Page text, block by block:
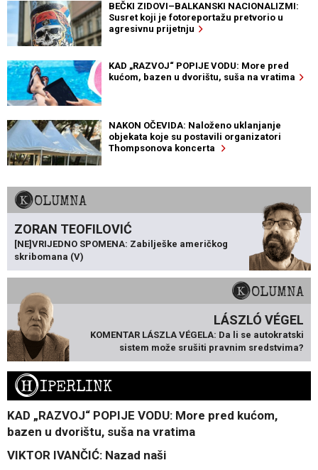
BEČKI ZIDOVI–BALKANSKI NACIONALIZMI:
Susret koji je fotoreportažu pretvorio u
agresivnu prijetnju
KAD „RAZVOJ“ POPIJE VODU: More pred
kućom, bazen u dvorištu, suša na vratima
NAKON OČEVIDA: Naloženo uklanjanje
objekata koje su postavili organizatori
Thompsonova koncerta
KOLUMNA
ZORAN TEOFILOVIĆ
[NE]VRIJEDNO SPOMENA: Zabilješke američkog
skribomana (V)
KOLUMNA
LÁSZLÓ VÉGEL
KOMENTAR LÁSZLA VÉGELA: Da li se autokratski
sistem može srušiti pravnim sredstvima?
HIPERLINK
KAD „RAZVOJ“ POPIJE VODU: More pred kućom,
bazen u dvorištu, suša na vratima
VIKTOR IVANČIĆ: Nazad naši